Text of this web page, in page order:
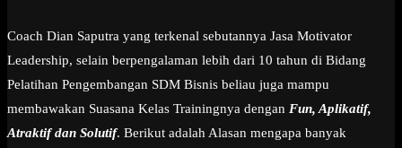
Coach Dian Saputra yang terkenal sebutannya Jasa Motivator
Leadership, selain berpengalaman lebih dari 10 tahun di Bidang
Pelatihan Pengembangan SDM Bisnis beliau juga mampu
membawakan Suasana Kelas Trainingnya dengan Fun, Aplikatif,
Atraktif dan Solutif. Berikut adalah Alasan mengapa banyak